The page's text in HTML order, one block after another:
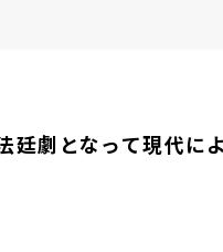
劇となって現代に